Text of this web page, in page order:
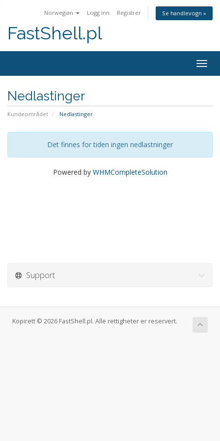
Norwegian Logg inn Registrer Se handlevogn »
FastShell.pl
Nedlastinger
Kundeområdet Nedlastinger
Det finnes for tiden ingen nedlastninger
Powered by WHMCompleteSolution
Support
Kopirett © 2026 FastShell.pl. Alle rettigheter er reservert.